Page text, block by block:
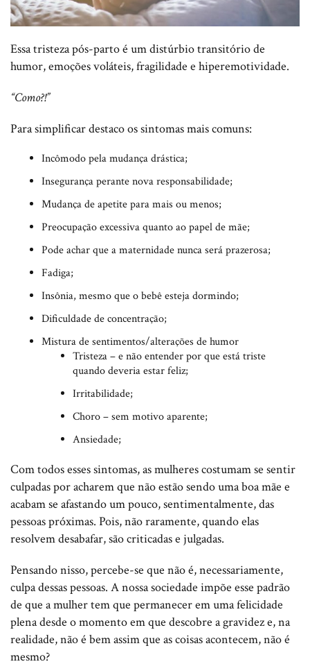
Essa tristeza pós-parto é um distúrbio transitório de
humor, emoções voláteis, fragilidade e hiperemotividade.
“Como?!”
Para simplificar destaco os sintomas mais comuns:
Incômodo pela mudança drástica;
Insegurança perante nova responsabilidade;
Mudança de apetite para mais ou menos;
Preocupação excessiva quanto ao papel de mãe;
Pode achar que a maternidade nunca será prazerosa;
Fadiga;
Insônia, mesmo que o bebê esteja dormindo;
Dificuldade de concentração;
Mistura de sentimentos/alterações de humor
Tristeza – e não entender por que está triste
quando deveria estar feliz;
Irritabilidade;
Choro – sem motivo aparente;
Ansiedade;
Com todos esses sintomas, as mulheres costumam se sentir
culpadas por acharem que não estão sendo uma boa mãe e
acabam se afastando um pouco, sentimentalmente, das
pessoas próximas. Pois, não raramente, quando elas
resolvem desabafar, são criticadas e julgadas.
Pensando nisso, percebe-se que não é, necessariamente,
culpa dessas pessoas. A nossa sociedade impõe esse padrão
de que a mulher tem que permanecer em uma felicidade
plena desde o momento em que descobre a gravidez e, na
realidade, não é bem assim que as coisas acontecem, não é
mesmo?